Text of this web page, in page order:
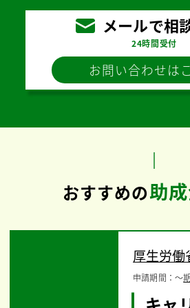
メールで相
24時間受付
お問い合わせは
おすすめの助
厚生労働
申請期間：〜